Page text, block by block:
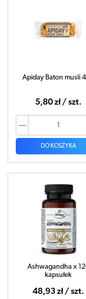
Apiday Baton musli
5,80 zł / szt.
DO KOSZYKA
Ashwagandha x
kapsułek
48,93 zł / szt.